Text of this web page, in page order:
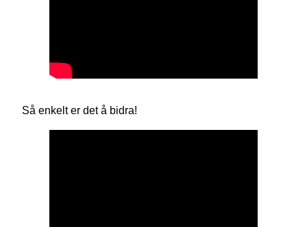
Så enkelt er det å bidra!